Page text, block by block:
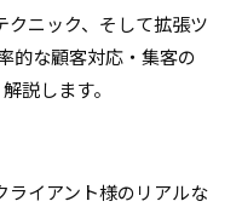
ニック、そして拡張ツ
的な顧客対応・集客の
説します。
ライアント様のリアルな